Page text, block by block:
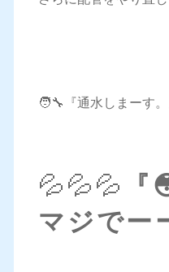
🧑‍🔧『通水しまーす。
💦💦💦
マジでー